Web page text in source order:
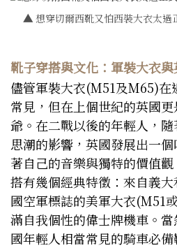
▲ 想穿切爾西靴又怕西裝大衣太過
靴子穿搭與文化：軍裝大衣
儘管軍裝大衣(M51及M65)在
常見，但在上個世紀的英國
爺。在二戰以後的年輕人，
思潮的影響，英國發展出一
著自己的音樂與獨特的價值
搭有幾個經典特徵：來自義
國空軍標誌的美軍大衣(M51
滿自我個性的偉士牌機車。
國年輕人相當常見的騎車必備